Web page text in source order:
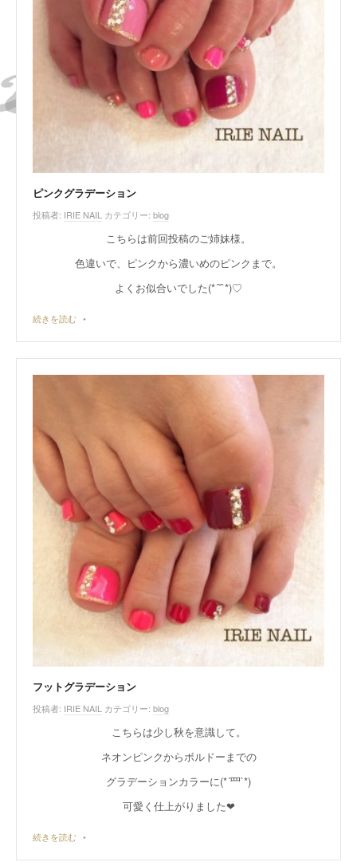
ピンクグラデーション
投稿者: IRIE NAIL カテゴリー: blog
こちらは前回投稿のご姉妹様。
色違いで、ピンクから濃いめのピンクまで。
よくお似合いでした(*´˘`*)♡
続きを読む •
フットグラデーション
投稿者: IRIE NAIL カテゴリー: blog
こちらは少し秋を意識して。
ネオンピンクからボルドーまでの
グラデーションカラーに(*´罒`*)
可愛く仕上がりました❤︎
続きを読む •